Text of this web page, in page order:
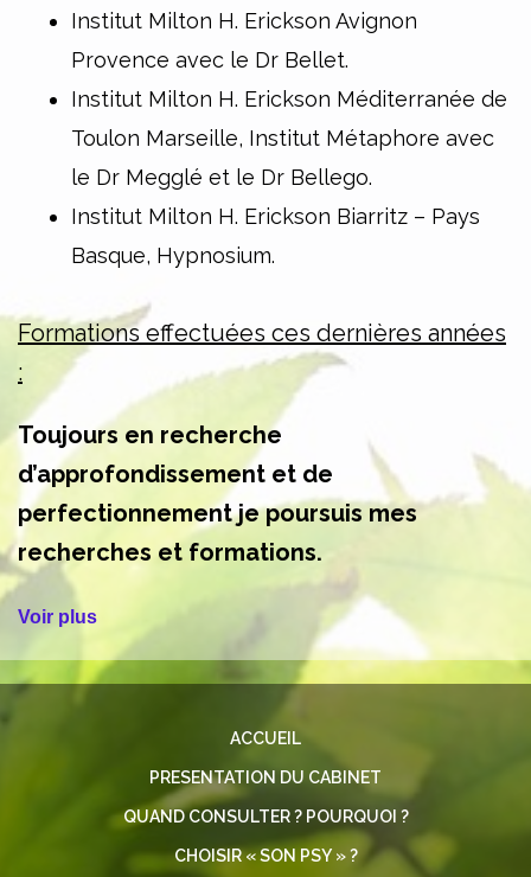
Institut Milton H. Erickson Avignon
Provence avec le Dr Bellet.
Institut Milton H. Erickson Méditerranée de
Toulon Marseille, Institut Métaphore avec
le Dr Megglé et le Dr Bellego.
Institut Milton H. Erickson Biarritz – Pays
Basque, Hypnosium.
Formations effectuées ces dernières années
:
Toujours en recherche
d’approfondissement et de
perfectionnement je poursuis mes
recherches et formations.
Voir plus
ACCUEIL
PRESENTATION DU CABINET
QUAND CONSULTER ? POURQUOI ?
CHOISIR « SON PSY » ?